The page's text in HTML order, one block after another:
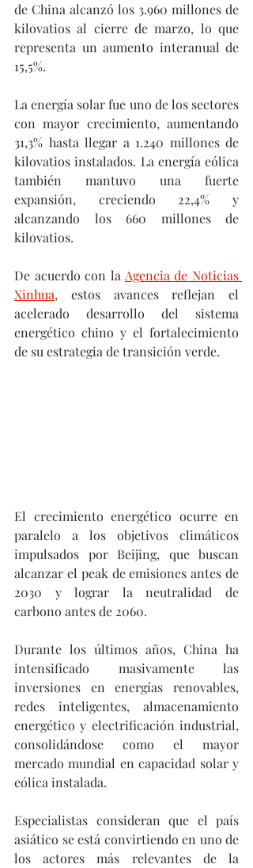
de China alcanzó los 3.960 millones de
kilovatios al cierre de marzo, lo que
representa un aumento interanual de
15,5%.
La energía solar fue uno de los sectores
con mayor crecimiento, aumentando
31,3% hasta llegar a 1.240 millones de
kilovatios instalados. La energía eólica
también mantuvo una fuerte
expansión, creciendo 22,4% y
alcanzando los 660 millones de
kilovatios.
De acuerdo con la Agencia de Noticias
Xinhua, estos avances reflejan el
acelerado desarrollo del sistema
energético chino y el fortalecimiento
de su estrategia de transición verde.
El crecimiento energético ocurre en
paralelo a los objetivos climáticos
impulsados por Beijing, que buscan
alcanzar el peak de emisiones antes de
2030 y lograr la neutralidad de
carbono antes de 2060.
Durante los últimos años, China ha
intensificado masivamente las
inversiones en energías renovables,
redes inteligentes, almacenamiento
energético y electrificación industrial,
consolidándose como el mayor
mercado mundial en capacidad solar y
eólica instalada.
Especialistas consideran que el país
asiático se está convirtiendo en uno de
los actores más relevantes de la